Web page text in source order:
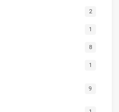
2
1
8
1
9